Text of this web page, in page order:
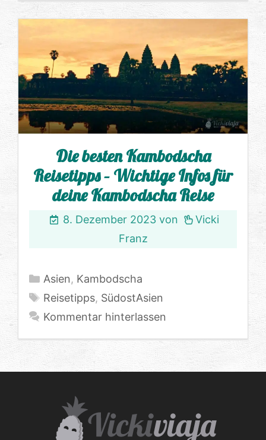
Die besten Kambodscha
Reisetipps – Wichtige Infos für
deine Kambodscha Reise
8. Dezember 2023 von
Vicki
Franz
Kategorien
Asien, Kambodscha
Schlagwörter
Reisetipps, SüdostAsien
Kommentar hinterlassen